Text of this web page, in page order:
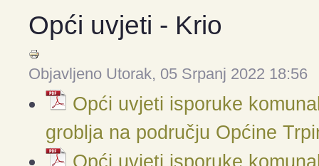
Opći uvjeti - Krio
Objavljeno Utorak, 05 Srpanj 2022 18:56
Opći uvjeti isporuke
groblja na području Općine
Opći uvjeti isporuke